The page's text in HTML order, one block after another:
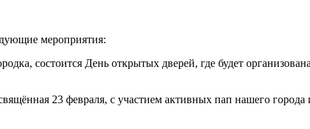
мероприятия:
состоится День открытых дверей, где будет
23 февраля, с участием активных пап нашего города и